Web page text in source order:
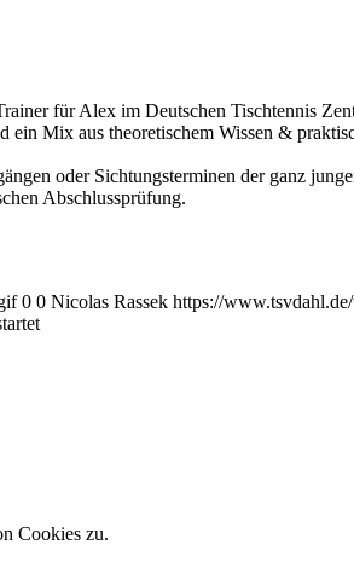
für Alex im Deutschen Tischtennis
Mix aus theoretischem Wissen &
oder Sichtungsterminen der ganz
Abschlussprüfung.
0 0 Nicolas Rassek https://
Cookies zu.